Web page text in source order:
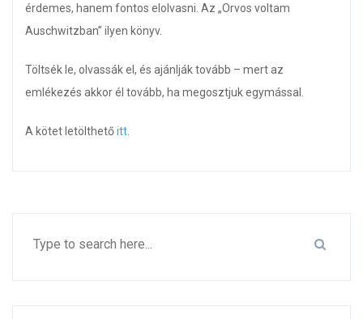
érdemes, hanem fontos elolvasni. Az „Orvos voltam
Auschwitzban” ilyen könyv.
Töltsék le, olvassák el, és ajánlják tovább – mert az
emlékezés akkor él tovább, ha megosztjuk egymással.
A kötet letölthetőitt